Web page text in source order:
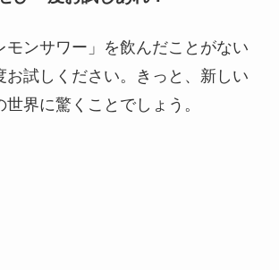
モンサワー」を飲んだことがない
お試しください。きっと、新しい
界に驚くことでしょう。